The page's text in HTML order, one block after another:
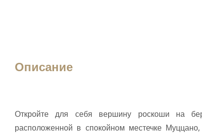
Описание
Откройте для себя вершину роскоши на
расположенной в спокойном местечке